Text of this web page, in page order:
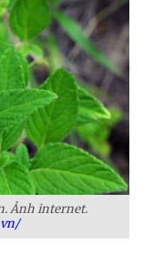
Ảnh internet.